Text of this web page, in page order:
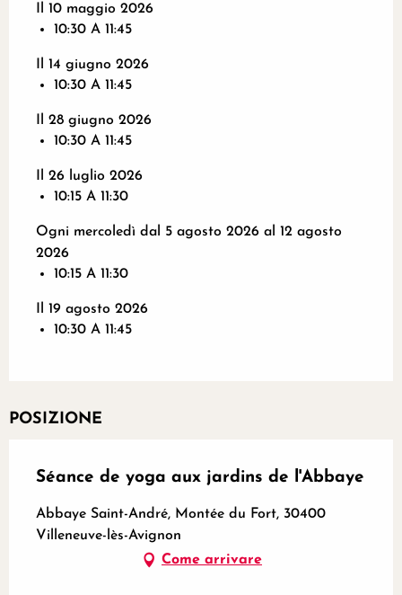
Il 10 maggio 2026
10:30 A 11:45
Il 14 giugno 2026
10:30 A 11:45
Il 28 giugno 2026
10:30 A 11:45
Il 26 luglio 2026
10:15 A 11:30
Ogni mercoledì dal 5 agosto 2026 al 12 agosto
2026
10:15 A 11:30
Il 19 agosto 2026
10:30 A 11:45
POSIZIONE
Séance de yoga aux jardins de l'Abbaye
Abbaye Saint-André, Montée du Fort, 30400
Villeneuve-lès-Avignon
Come arrivare